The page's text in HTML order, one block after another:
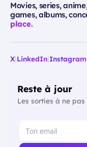
Movies, series,
games, albums,
place.
X|LinkedIn|Instagram
Reste à jour
Les sorties à ne